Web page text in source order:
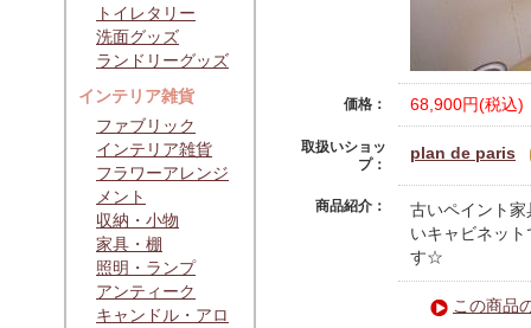
トイレタリー
洗面グッズ
ランドリーグッズ
インテリア雑貨
ファブリック
インテリア雑貨
フラワーアレンジ
メント
収納・小物
家具・棚
照明・ランプ
アンティーク
キャンドル・アロ
価格： 68,900円(税込)
取扱いショッ
プ：
plan de paris
商品紹介：
古いペイント
いキャビネッ
す☆
この商品